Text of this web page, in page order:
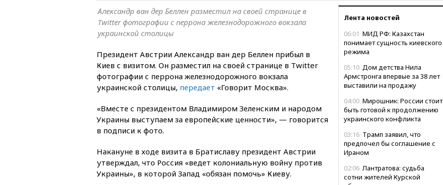
Лента новостей
06:01 МИД РФ: Казахстан
понимает сущность киевского
режима
05:10 Дом детства Нила
Армстронга впервые за 38 лет
выставили на продажу
04:00 Мирошник: России стоит
быть готовой к продолжению
украинского конфликта
03:16 Трамп заявил, что
предпочел бы соглашение с
Ираном
02:06 Лантратова: судьба
сотни жителей Курской
Александр ван дер Беллен разместил на своей странице в
Twitter фотографии с перрона железнодорожного вокзала
украинской столицы
Президент Австрии Александр ван дер Беллен прибыл в
Киев с визитом. Он разместил на своей странице в Twitter
фотографии с перрона железнодорожного вокзала
украинской столицы, передает «Говорит Москва».
«Вместе с президентом Владимиром Зеленским и народом
Украины выступаем за европейские ценности», — говорится
в подписи к фото.
Накануне в ходе визита в Братиславу президент Австрии
утверждал, что Россия «ведет колониальную войну против
Украины», в которой Запад «обязан помочь» Киеву.